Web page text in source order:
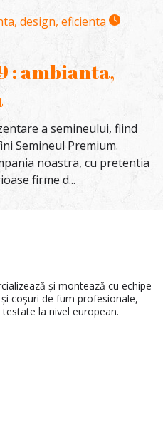
: ambianta,
a semineului, fiind
Semineul Premium.
noastra, cu pretentia
firme d...
și montează cu echipe
coșuri de fum profesionale,
la nivel european.